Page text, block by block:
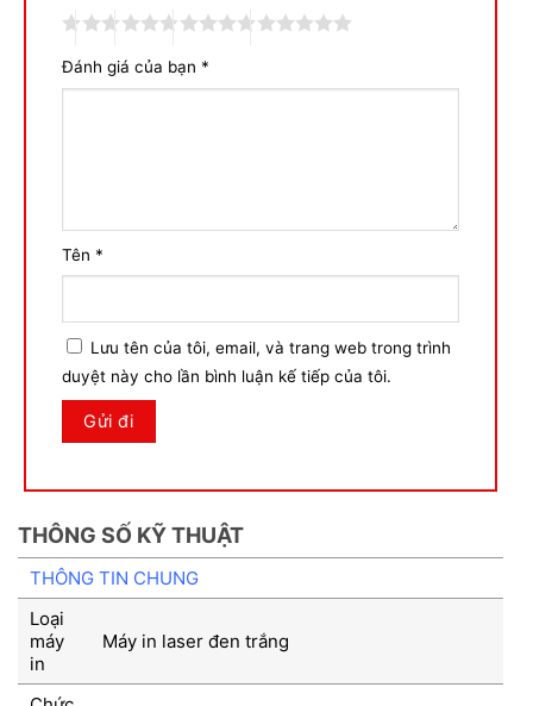
Đánh giá của bạn *
Tên *
Lưu tên của tôi, email, và trang web trong trình
duyệt này cho lần bình luận kế tiếp của tôi.
THÔNG SỐ KỸ THUẬT
THÔNG TIN CHUNG
Loại
máy
in
Máy in laser đen trắng